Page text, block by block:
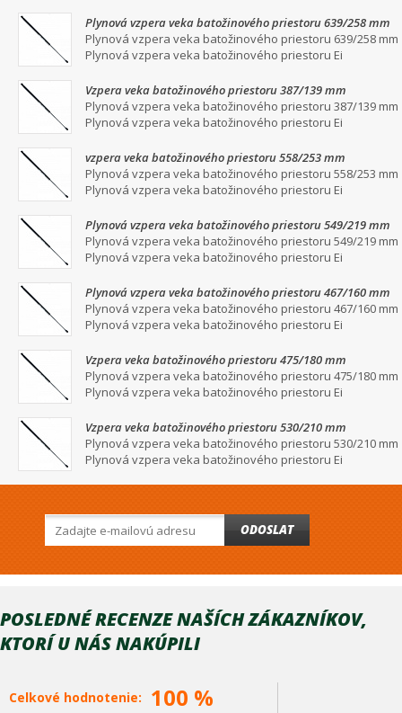
Plynová vzpera veka batožinového priestoru 639/258 mm
Plynová vzpera veka batožinového priestoru 639/258 mm
Plynová vzpera veka batožinového priestoru Ei
Vzpera veka batožinového priestoru 387/139 mm
Plynová vzpera veka batožinového priestoru 387/139 mm
Plynová vzpera veka batožinového priestoru Ei
vzpera veka batožinového priestoru 558/253 mm
Plynová vzpera veka batožinového priestoru 558/253 mm
Plynová vzpera veka batožinového priestoru Ei
Plynová vzpera veka batožinového priestoru 549/219 mm
Plynová vzpera veka batožinového priestoru 549/219 mm
Plynová vzpera veka batožinového priestoru Ei
Plynová vzpera veka batožinového priestoru 467/160 mm
Plynová vzpera veka batožinového priestoru 467/160 mm
Plynová vzpera veka batožinového priestoru Ei
Vzpera veka batožinového priestoru 475/180 mm
Plynová vzpera veka batožinového priestoru 475/180 mm
Plynová vzpera veka batožinového priestoru Ei
Vzpera veka batožinového priestoru 530/210 mm
Plynová vzpera veka batožinového priestoru 530/210 mm
Plynová vzpera veka batožinového priestoru Ei
ODOSLAT
POSLEDNÉ RECENZE NAŠÍCH ZÁKAZNÍKOV,
KTORÍ U NÁS NAKÚPILI
Celkové hodnotenie: 100 %